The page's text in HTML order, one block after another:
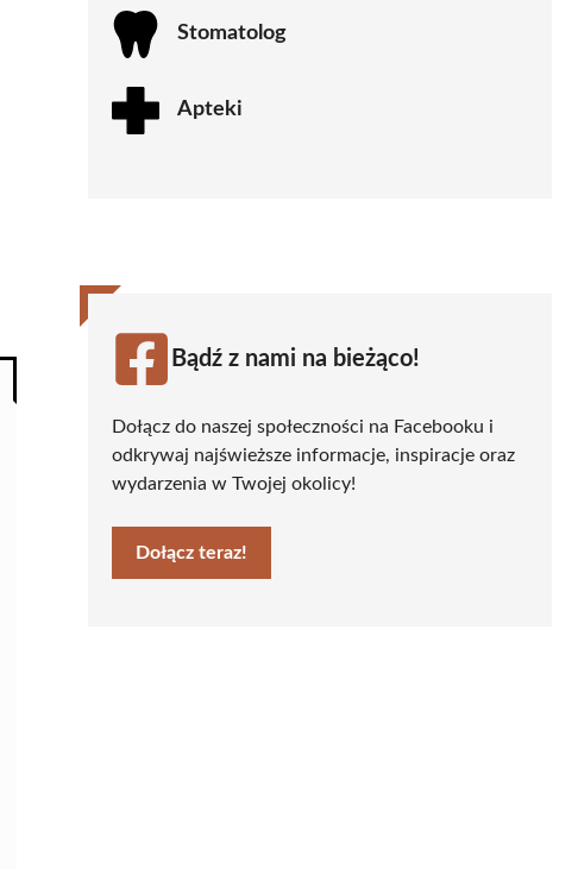
Stomatolog
Apteki
Bądź z nami na bieżąco!
Dołącz do naszej społeczności na Facebooku i
odkrywaj najświeższe informacje, inspiracje oraz
wydarzenia w Twojej okolicy!
Dołącz teraz!